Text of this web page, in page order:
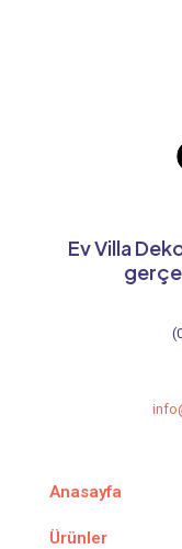
Ev Villa
Anasayfa
Ürünler